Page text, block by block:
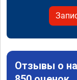
Отзывы о